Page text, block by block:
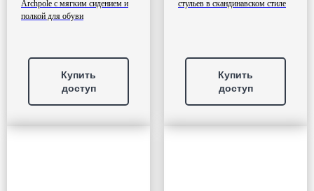
Archpole с мягким сидением и
полкой для обуви
Купить
доступ
стульев в скандинавском стиле
Купить
доступ